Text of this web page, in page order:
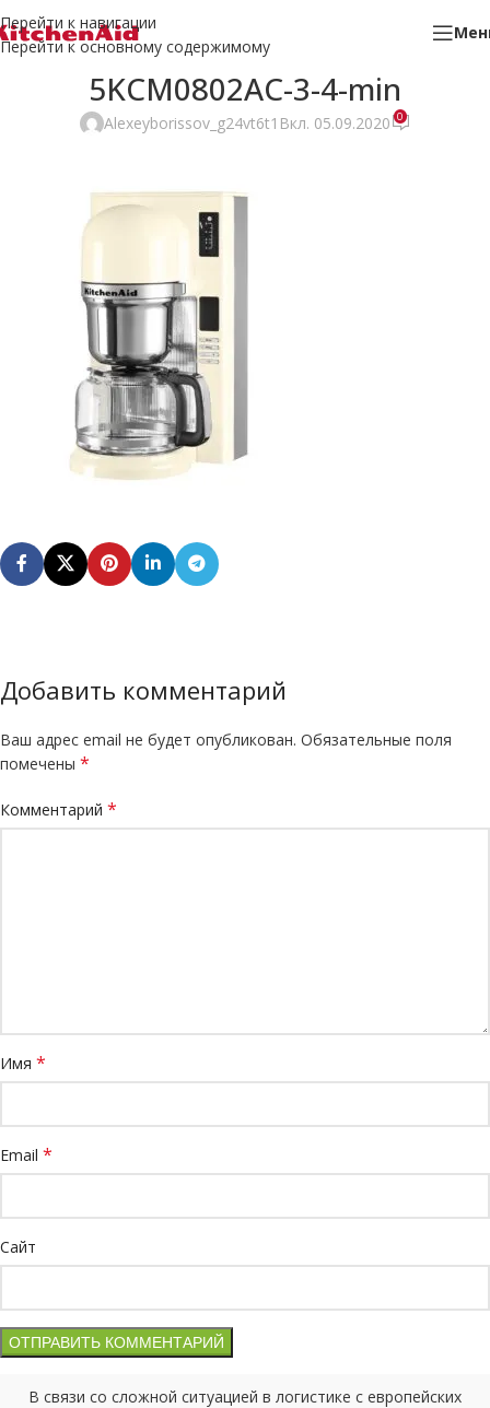
Перейти к навигации
Перейти к основному содержимому
5KCM0802AC-3-4-min
Alexeyborissov_g24vt6t1 Вкл. 05.09.2020 0
Добавить комментарий
Ваш адрес email не будет опубликован. Обязательные поля
помечены *
Комментарий *
Имя *
Email *
Сайт
В связи со сложной ситуацией в логистике с европейских